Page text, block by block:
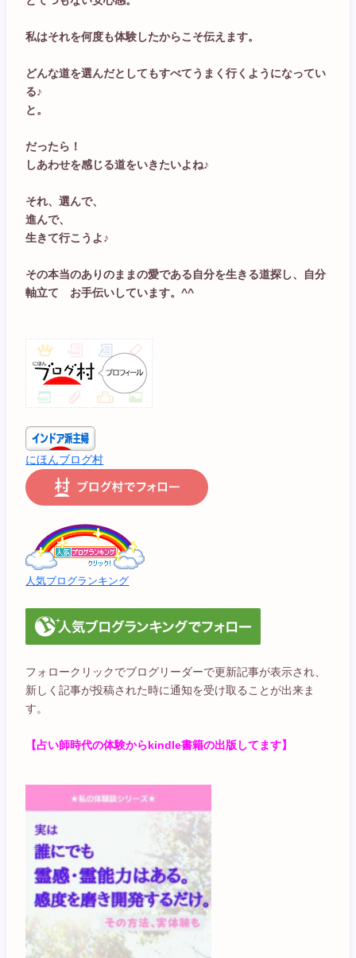
私はそれを何度も体験したからこそ伝えます。
どんな道を選んだとしてもすべてうまく行くようになってい
る♪
と。
だったら！
しあわせを感じる道をいきたいよね♪
それ、選んで、
進んで、
生きて行こうよ♪
その本当のありのままの愛である自分を生きる道探し、自分
軸立て お手伝いしています。^^
にほんブログ村
人気ブログランキング
フォロークリックでブログリーダーで更新記事が表示され、
新しく記事が投稿された時に通知を受け取ることが出来ま
す。
【占い師時代の体験からkindle書籍の出版してます】